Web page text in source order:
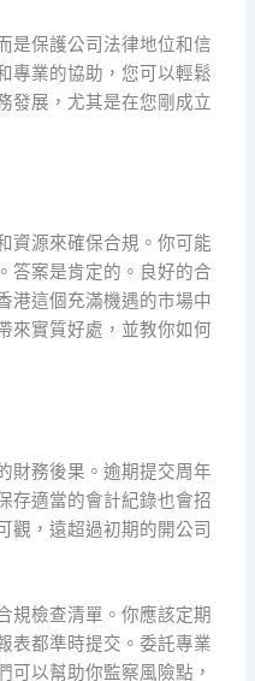
是保護公司法律地位和信
專業的協助，您可以輕鬆
發展，尤其是在您剛成立
資源來確保合規。你可能
答案是肯定的。良好的合
港這個充滿機遇的市場中
來實質好處，並教你如何
財務後果。逾期提交周年
存適當的會計紀錄也會招
觀，遠超過初期的開公司
規檢查清單。你應該定期
表都準時提交。委託專業
可以幫助你監察風險點，